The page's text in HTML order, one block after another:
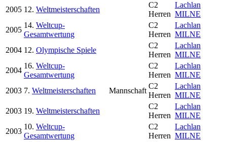
2005 12. Weltmeisterschaften
C2
Herren
Lachlan
MILNE
2005
14. Weltcup-
Gesamtwertung
C2
Herren
Lachlan
MILNE
2004 12. Olympische Spiele
C2
Herren
Lachlan
MILNE
2004
16. Weltcup-
Gesamtwertung
C2
Herren
Lachlan
MILNE
2003 7. Weltmeisterschaften Mannschaft
C2
Herren
Lachlan
MILNE
2003 19. Weltmeisterschaften
C2
Herren
Lachlan
MILNE
2003
10. Weltcup-
Gesamtwertung
C2
Herren
Lachlan
MILNE